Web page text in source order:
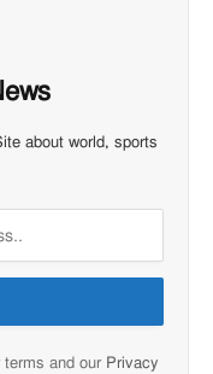
about world, sports
and our Privacy